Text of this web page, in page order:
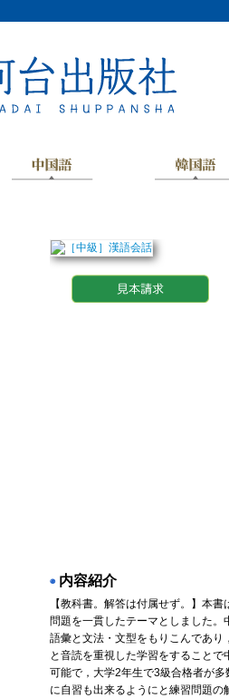
◉ 内容紹介
【教科書。解答は付属せず。】本
問題を一貫したテーマとしました。
語彙と文法・文型をもりこんであり
と音読を重視した学習をすることで
可能で，大学2年生で3級合格者が
に自習も出来るようにと練習問題の